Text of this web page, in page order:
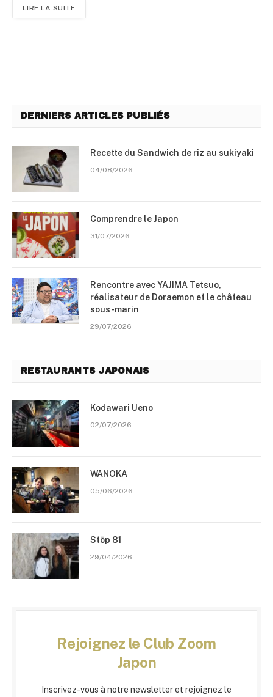
LIRE LA SUITE
DERNIERS ARTICLES PUBLIÉS
Recette du Sandwich de riz au sukiyaki
04/08/2026
Comprendre le Japon
31/07/2026
Rencontre avec YAJIMA Tetsuo,
réalisateur de Doraemon et le château
sous-marin
29/07/2026
RESTAURANTS JAPONAIS
Kodawari Ueno
02/07/2026
WANOKA
05/06/2026
Stōp 81
29/04/2026
Rejoignez le Club Zoom
Japon
Inscrivez-vous à notre newsletter et rejoignez le